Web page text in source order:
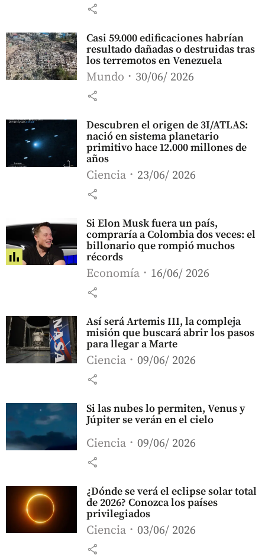
share
Casi 59.000 edificaciones habrían
resultado dañadas o destruidas tras
los terremotos en Venezuela
Mundo 30/06/ 2026
share
Descubren el origen de 3I/ATLAS:
nació en sistema planetario
primitivo hace 12.000 millones de
años
Ciencia 23/06/ 2026
share
Si Elon Musk fuera un país,
compraría a Colombia dos veces: el
billonario que rompió muchos
récords
Economía 16/06/ 2026
share
Así será Artemis III, la compleja
misión que buscará abrir los pasos
para llegar a Marte
Ciencia 09/06/ 2026
share
Si las nubes lo permiten, Venus y
Júpiter se verán en el cielo
Ciencia 09/06/ 2026
share
¿Dónde se verá el eclipse solar total
de 2026? Conozca los países
privilegiados
Ciencia 03/06/ 2026
share